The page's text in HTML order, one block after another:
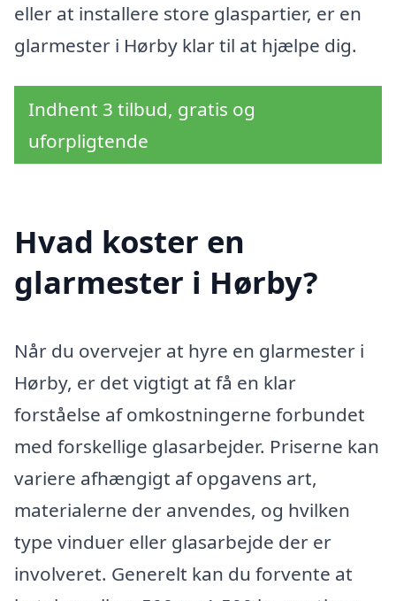
eller at installere store glaspartier, er en
glarmester i Hørby klar til at hjælpe dig.
Indhent 3 tilbud, gratis og
uforpligtende
Hvad koster en
glarmester i Hørby?
Når du overvejer at hyre en glarmester i
Hørby, er det vigtigt at få en klar
forståelse af omkostningerne forbundet
med forskellige glasarbejder. Priserne kan
variere afhængigt af opgavens art,
materialerne der anvendes, og hvilken
type vinduer eller glasarbejde der er
involveret. Generelt kan du forvente at